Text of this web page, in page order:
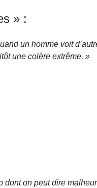
» :
un homme voit
une colère extrême. »
on peut dire